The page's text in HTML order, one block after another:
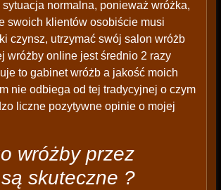
sytuacja normalna, ponieważ wróżka,
swoich klientów osobiście musi
czynsz, utrzymać swój salon wróżb
wróżby online jest średnio 2 razy
to gabinet wróżb a jakość moich
nie odbiega od tej tradycyjnej o czym
liczne pozytywne opinie o mojej
wróżby przez
skuteczne ?